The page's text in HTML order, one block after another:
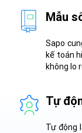
Mẫu
Sapo
kế toán
không lo
Tự
Tự động